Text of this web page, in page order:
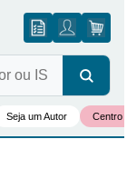
Seja um Autor Centro